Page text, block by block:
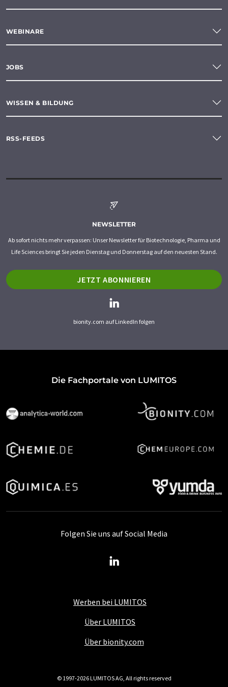
WEBINARE
JOBS
WISSEN & BILDUNG
RSS-FEEDS
NEWSLETTER
Ab sofort nichts mehr verpassen: Unser Newsletter für Biotechnologie, Pharma und
Life Sciences bringt Sie jeden Dienstag und Donnerstag auf den neuesten Stand.
JETZT ABONNIEREN
bionity.com auf LinkedIn folgen
Die Fachportale von LUMITOS
Werben bei LUMITOS
Über LUMITOS
Über bionity.com
Folgen Sie uns auf Social Media
© 1997-2026 LUMITOS AG, All rights reserved